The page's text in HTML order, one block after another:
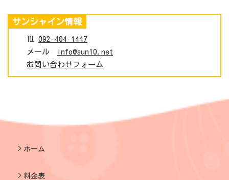
サンシャイン情報
℡ 092-404-1447
メール
info@sun10.net
お問い合わせフォーム
ホーム
料金表